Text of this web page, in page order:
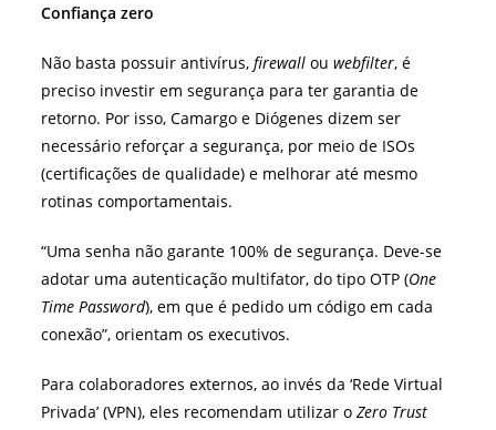
Confiança zero
Não basta possuir antivírus,firewall ouwebfilter, é
preciso investir em segurança para ter garantia de
retorno. Por isso, Camargo e Diógenes dizem ser
necessário reforçar a segurança, por meio de ISOs
(certificações de qualidade) e melhorar até mesmo
rotinas comportamentais.
“Uma senha não garante 100% de segurança. Deve-se
adotar uma autenticação multifator, do tipo OTP (One
Time Password), em que é pedido um código em cada
conexão”, orientam os executivos.
Para colaboradores externos, ao invés da ‘Rede Virtual
Privada’ (VPN), eles recomendam utilizar oZero Trust